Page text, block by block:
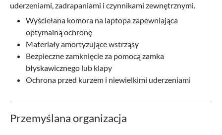
uderzeniami, zadrapaniami i czynnikami zewnętrznymi.
Wyściełana komora na laptopa zapewniająca
optymalną ochronę
Materiały amortyzujące wstrząsy
Bezpieczne zamknięcie za pomocą zamka
błyskawicznego lub klapy
Ochrona przed kurzem i niewielkimi uderzeniami
Przemyślana organizacja